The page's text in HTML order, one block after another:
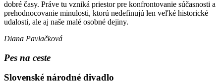
dobré časy. Práve tu vzniká priestor pre konfrontovanie súčasnosti a
prehodnocovanie minulosti, ktorú nedefinujú len veľké historické
udalosti, ale aj naše malé osobné dejiny.
Diana Pavlačková
Pes na ceste
Slovenské národné divadlo